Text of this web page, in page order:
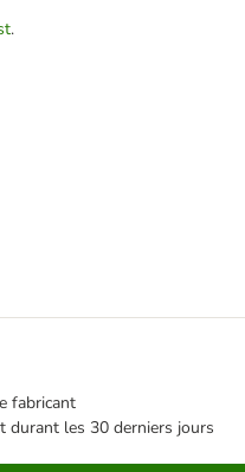
.
fabricant
durant les 30 derniers jours